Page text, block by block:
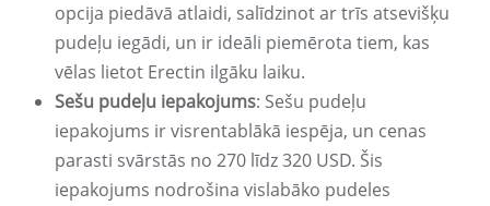
opcija piedāvā atlaidi, salīdzinot ar trīs atsevišķu
pudeļu iegādi, un ir ideāli piemērota tiem, kas
vēlas lietot Erectin ilgāku laiku.
Sešu pudeļu iepakojums: Sešu pudeļu
iepakojums ir visrentablākā iespēja, un cenas
parasti svārstās no 270 līdz 320 USD. Šis
iepakojums nodrošina vislabāko pudeles